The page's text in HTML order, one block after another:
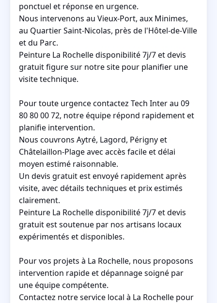
ponctuel et réponse en urgence.
Nous intervenons au Vieux-Port, aux Minimes,
au Quartier Saint-Nicolas, près de l'Hôtel-de-Ville
et du Parc.
Peinture La Rochelle disponibilité 7j/7 et devis
gratuit figure sur notre site pour planifier une
visite technique.
Pour toute urgence contactez Tech Inter au 09
80 80 00 72, notre équipe répond rapidement et
planifie intervention.
Nous couvrons Aytré, Lagord, Périgny et
Châtelaillon-Plage avec accès facile et délai
moyen estimé raisonnable.
Un devis gratuit est envoyé rapidement après
visite, avec détails techniques et prix estimés
clairement.
Peinture La Rochelle disponibilité 7j/7 et devis
gratuit est soutenue par nos artisans locaux
expérimentés et disponibles.
Pour vos projets à La Rochelle, nous proposons
intervention rapide et dépannage soigné par
une équipe compétente.
Contactez notre service local à La Rochelle pour